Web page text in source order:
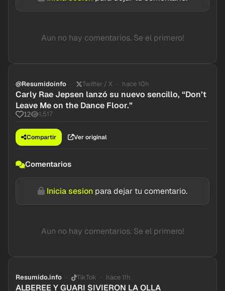
Aun no hay comentarios. Se el primero!
@Resumidoinfo Twitter / X hace 10h
Carly Rae Jepsen lanzó su nuevo sencillo, “Don’t
Leave Me on the Dance Floor.”
12 1,517
Compartir Ver original
Comentarios
Inicia sesion para dejar tu comentario.
Aun no hay comentarios. Se el primero!
Resumido.info TikTok hace 11h
ALBEREE Y GUARI SIVIERON LA OLLA